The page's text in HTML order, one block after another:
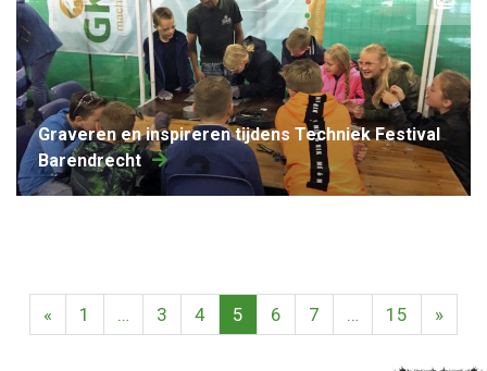
Graveren en inspireren tijdens Techniek Festival
Barendrecht
« 1 … 3 4 5 6 7 … 15 »